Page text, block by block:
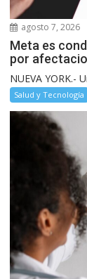
agosto 7, 2026
Meta es
por
NUEVA YORK.-
Salud y Tecnología